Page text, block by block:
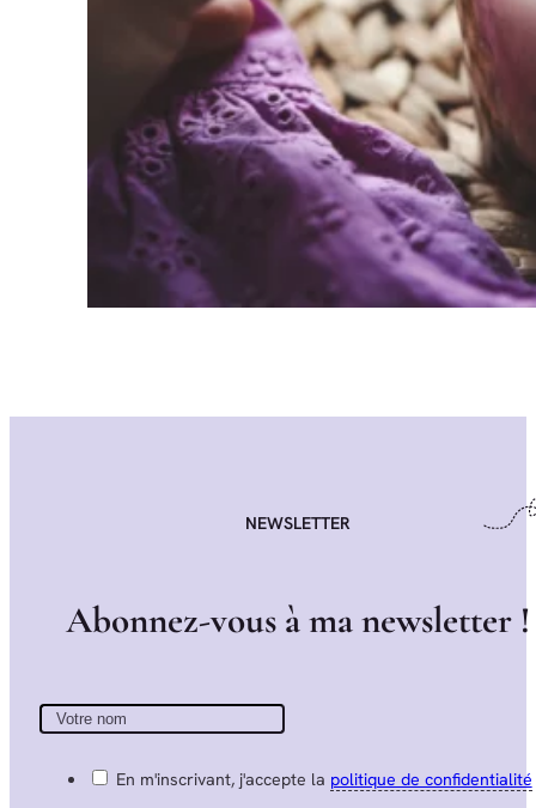
NEWSLETTER
Abonnez-vous àmanewsletter !
En m'inscrivant, j'accepte la politique de confidentialité